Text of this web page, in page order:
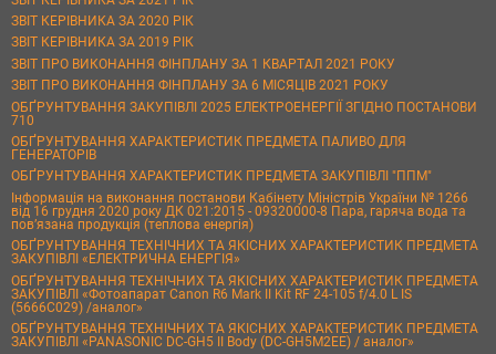
ЗВІТ КЕРІВНИКА ЗА 2020 РІК
ЗВІТ КЕРІВНИКА ЗА 2019 РІК
ЗВІТ ПРО ВИКОНАННЯ ФІНПЛАНУ ЗА 1 КВАРТАЛ 2021 РОКУ
ЗВІТ ПРО ВИКОНАННЯ ФІНПЛАНУ ЗА 6 МІСЯЦІВ 2021 РОКУ
ОБҐРУНТУВАННЯ ЗАКУПІВЛІ 2025 ЕЛЕКТРОЕНЕРГІЇ ЗГІДНО ПОСТАНОВИ
710
ОБҐРУНТУВАННЯ ХАРАКТЕРИСТИК ПРЕДМЕТА ПАЛИВО ДЛЯ
ГЕНЕРАТОРІВ
ОБҐРУНТУВАННЯ ХАРАКТЕРИСТИК ПРЕДМЕТА ЗАКУПІВЛІ "ППМ"
Інформація на виконання постанови Кабінету Міністрів України № 1266
від 16 грудня 2020 року ДК 021:2015 - 09320000-8 Пара, гаряча вода та
пов’язана продукція (теплова енергія)
ОБҐРУНТУВАННЯ ТЕХНІЧНИХ ТА ЯКІСНИХ ХАРАКТЕРИСТИК ПРЕДМЕТА
ЗАКУПІВЛІ «ЕЛЕКТРИЧНА ЕНЕРГІЯ»
ОБҐРУНТУВАННЯ ТЕХНІЧНИХ ТА ЯКІСНИХ ХАРАКТЕРИСТИК ПРЕДМЕТА
ЗАКУПІВЛІ «Фотоапарат Canon R6 Mark II Kit RF 24-105 f/4.0 L IS
(5666C029) /аналог»
ОБҐРУНТУВАННЯ ТЕХНІЧНИХ ТА ЯКІСНИХ ХАРАКТЕРИСТИК ПРЕДМЕТА
ЗАКУПІВЛІ «PANASONIC DC-GH5 II Body (DC-GH5M2EE) / аналог»